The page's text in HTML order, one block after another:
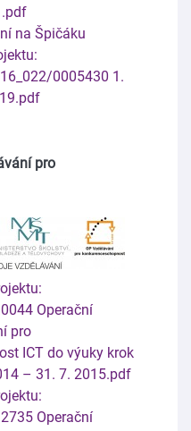
na Špičáku
0005430 1.
pro
Operační
pro
ICT do výuky krok
– 31. 7. 2015.pdf
Operační